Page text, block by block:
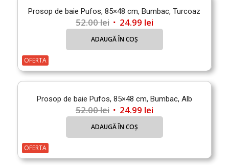
Prosop de baie Pufos, 85×48 cm, Bumbac, Turcoaz
52.00lei Prețul
inițial
52.00 lei.
24.99 leiPrețul
curent
este:
ADAUGĂ ÎN COȘ
OFERTA
Prosop de baie Pufos, 85×48 cm, Bumbac, Alb
52.00lei Prețul
inițial
52.00 lei.
24.99 leiPrețul
curent
este:
ADAUGĂ ÎN COȘ
OFERTA